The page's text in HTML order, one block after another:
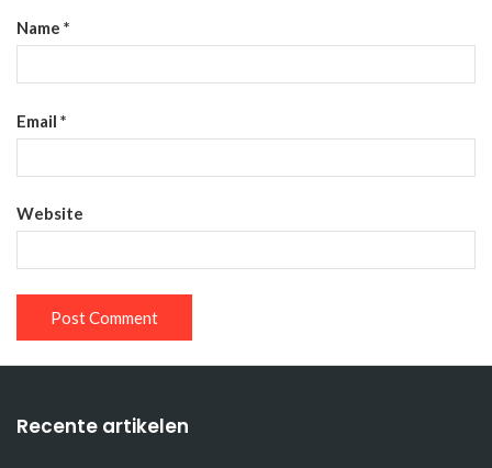
Name *
Email *
Website
Recente artikelen